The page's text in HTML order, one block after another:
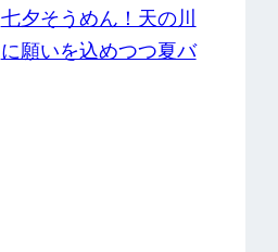
七夕そうめん！天の川
に願いを込めつつ夏バ